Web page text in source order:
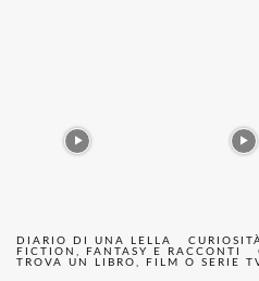
DIARIO DI UNA LELLA
FICTION, FANTASY E RACCONTI
TROVA UN LIBRO, FILM O SERIE